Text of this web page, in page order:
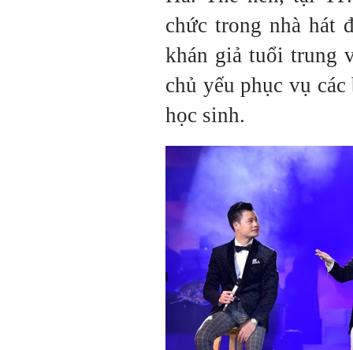
chức trong nhà hát
khán giả tuổi trung
chủ yếu phục vụ
học sinh.